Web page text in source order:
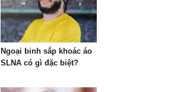
Ngoại binh sắp khoác áo
SLNA có gì đặc biệt?